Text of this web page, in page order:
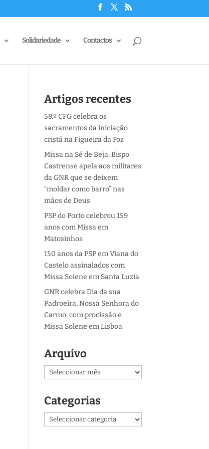
Solidariedade Contactos
Artigos recentes
58.º CFG celebra os
sacramentos da iniciação
cristã na Figueira da Foz
Missa na Sé de Beja: Bispo
Castrense apela aos militares
da GNR que se deixem
“moldar como barro” nas
mãos de Deus
PSP do Porto celebrou 159
anos com Missa em
Matosinhos
150 anos da PSP em Viana do
Castelo assinalados com
Missa Solene em Santa Luzia
GNR celebra Dia da sua
Padroeira, Nossa Senhora do
Carmo, com procissão e
Missa Solene em Lisboa
Arquivo
Arquivo
Categorias
Categorias